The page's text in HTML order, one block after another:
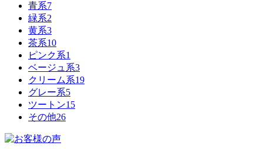
青系7
緑系2
黄系3
茶系10
ピンク系1
ベージュ系3
クリーム系19
グレー系5
ツートン15
その他26